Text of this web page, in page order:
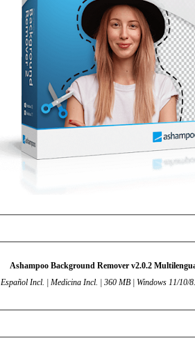
Ashampoo Background Remover⁠ v2.0.2
Español Incl. | Medicina Incl. | 360 MB | Windows 11/10/